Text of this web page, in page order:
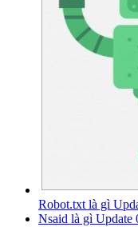
Robot.txt là gì
Nsaid là gì Update